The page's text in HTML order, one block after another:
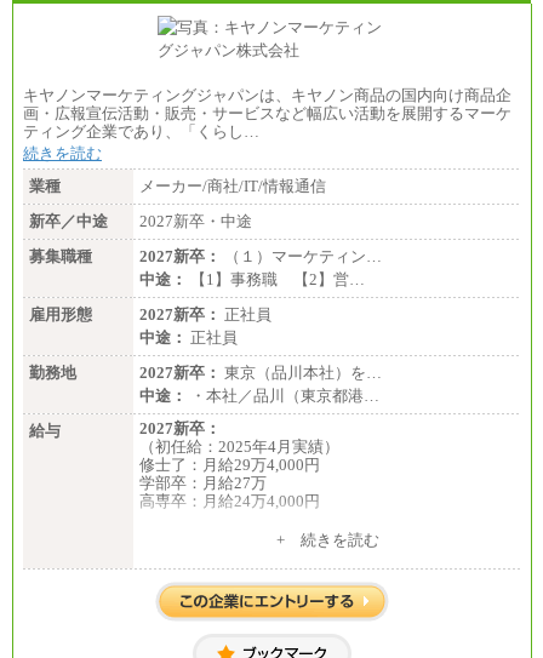
キヤノンマーケティングジャパンは、キヤノン商品の国内向け商品企
画・広報宣伝活動・販売・サービスなど幅広い活動を展開するマーケ
ティング企業であり、「くらし…
続きを読む
業種
メーカー/商社/IT/情報通信
新卒／中途
2027新卒・中途
募集職種
2027新卒：
（１）マーケティン…
中途：
【1】事務職 【2】営…
雇用形態
2027新卒： 正社員
中途： 正社員
勤務地
2027新卒： 東京（品川本社）を…
中途：
・本社／品川（東京都港…
給与
2027新卒：
（初任給：2025年4月実績）
修士了：月給29万4,000円
学部卒：月給27万
高専卒：月給24万4,000円
月給 250,000円～350,000円
想定年収 420万円～600万円
入社時の処遇（基本給・賞与）は経験・スキルを考
経験・スキルによっては、記載額を超える場合もあ
+ 続きを読む